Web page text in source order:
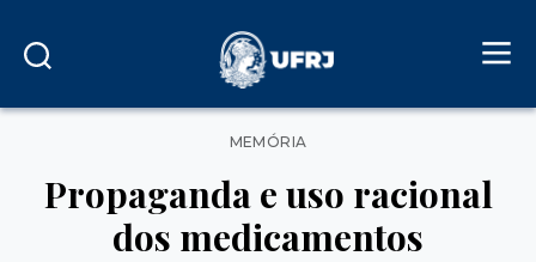
Categorias
MEMÓRIA
Propaganda e uso racional
dos medicamentos